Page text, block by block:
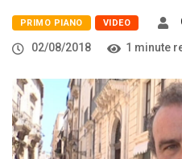
PRIMO PIANO VIDEO
02/08/2018
1 minute